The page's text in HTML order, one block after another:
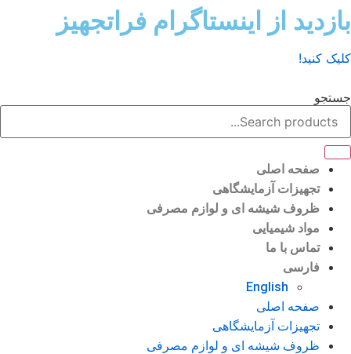
از اینستاگرام فراتجهیز
کنید!
صفحه اصلی
تجهیزات آزمایشگاهی
ظروف شیشه ای و لوازم مصرفی
مواد شیمیایی
تماس با ما
فارسی
English
صفحه اصلی
تجهیزات آزمایشگاهی
ظروف شیشه ای و لوازم مصرفی